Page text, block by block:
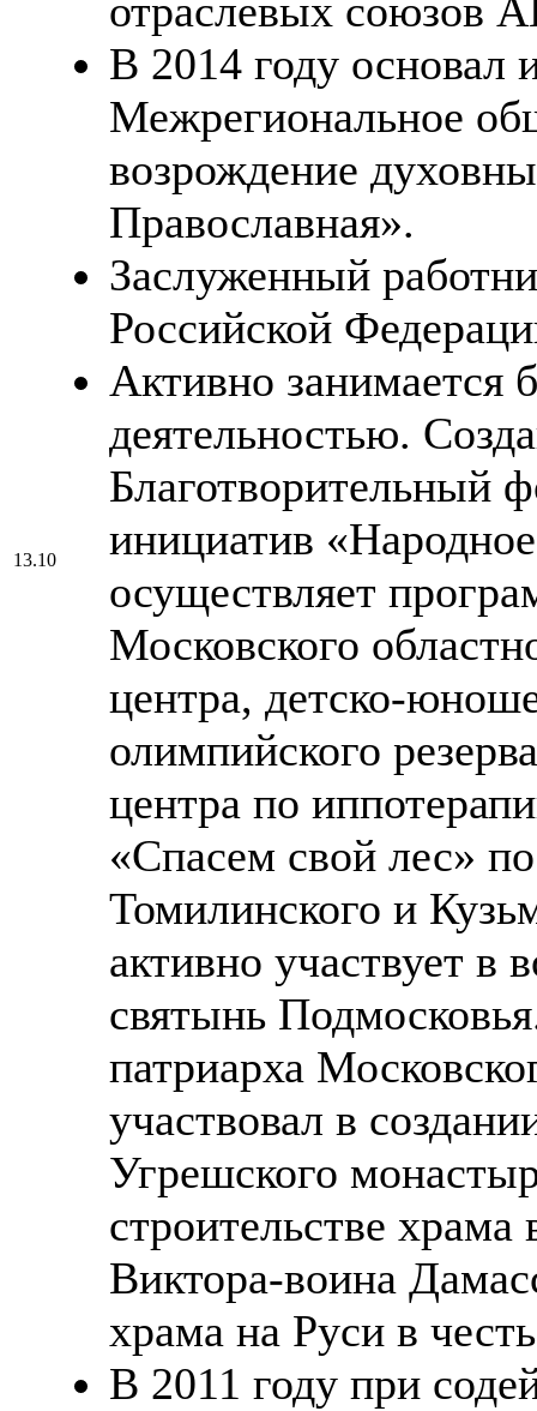
13.10
отраслевых
В 2014 году основал
Межрегиональное
возрождение
Православная».
Заслуженный
Российской
Активно занимается
деятельностью.
Благотворительный
инициатив
осуществляет
Московского
центра, детско-
олимпийского
центра по
«Спасем свой лес»
Томилинского и
активно участвует в
святынь
патриарха
участвовал в
Угрешского
строительстве
Виктора-воина
храма на Руси в
В 2011 году при